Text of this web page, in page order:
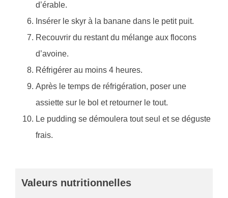
d’érable.
Insérer le skyr à la banane dans le petit puit.
Recouvrir du restant du mélange aux flocons
d’avoine.
Réfrigérer au moins 4 heures.
Après le temps de réfrigération, poser une
assiette sur le bol et retourner le tout.
Le pudding se démoulera tout seul et se déguste
frais.
Valeurs nutritionnelles